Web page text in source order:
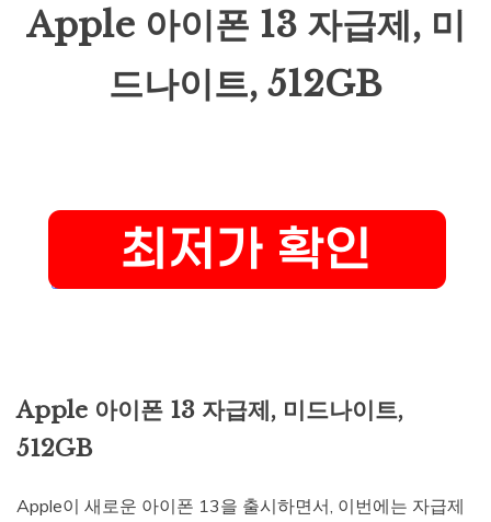
Apple 아이폰 13 자급제, 미
드나이트, 512GB
Apple 아이폰 13 자급제, 미드나이트,
512GB
Apple이 새로운 아이폰 13을 출시하면서, 이번에는 자급제